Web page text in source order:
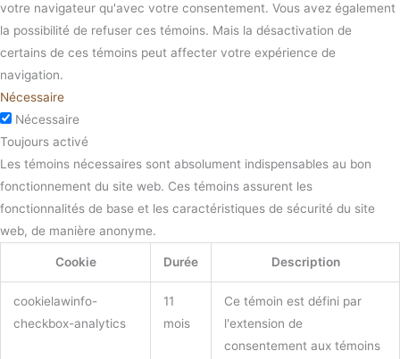
votre navigateur qu'avec votre consentement. Vous avez également
la possibilité de refuser ces témoins. Mais la désactivation de
certains de ces témoins peut affecter votre expérience de
navigation.
Nécessaire
Nécessaire
Toujours activé
Les témoins nécessaires sont absolument indispensables au bon
fonctionnement du site web. Ces témoins assurent les
fonctionnalités de base et les caractéristiques de sécurité du site
web, de manière anonyme.
Cookie Durée Description
cookielawinfo-
checkbox-analytics
11
mois
Ce témoin est défini par
l'extension de
consentement aux témoins